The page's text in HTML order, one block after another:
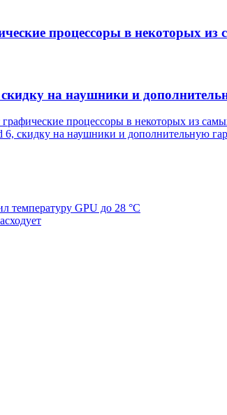
процессоры в некоторых
на наушники и
процессоры в некоторых из
6, скидку на наушники и дополнительную
температуру GPU до 28 °C